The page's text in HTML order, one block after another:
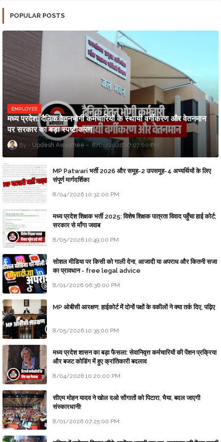
POPULAR POSTS
EMPLOYEE
मध्य प्रदेश: दैनिक वेतनभोगी कर्मचारियों के स्थायी वर्गीकरण और वेतनमान
पर सरकार का बड़ा स्पष्टीकरण
Updesh Awasthee 8/01/2026 07:07:00 PM
MP Patwari भर्ती 2026 और समूह-2 उपसमूह-4 अभ्यर्थियों के लिए
संपूर्ण मार्गदर्शिका
8/04/2026 10:32:00 PM
मध्य प्रदेश शिक्षक भर्ती 2025: विशेष शिक्षक पात्रता विवाद पहुँचा हाई कोर्ट;
सरकार से माँगा जवाब
8/05/2026 10:49:00 PM
सोशल मीडिया पर किसी को गाली देना, आजादी या अपराध और कितनी सजा
का प्रावधान - free legal advice
8/01/2026 06:36:00 PM
MP ओबीसी आरक्षण: हाईकोर्ट में दोनों पक्षों के वकीलों ने क्या तर्क दिए, पढ़िए
8/05/2026 10:35:00 PM
मध्य प्रदेश शासन का बड़ा फैसला: सेवानिवृत्त कर्मचारियों की पेंशन प्रक्रिया
और बजट कोडिंग में हुए क्रांतिकारी बदलाव
8/04/2026 10:20:00 PM
सीएम मोहन यादव ने खोल दओ सौगातों को पिटारा, भैया, बदल जाएगी
संस्कारधानी!
8/01/2026 07:25:00 PM